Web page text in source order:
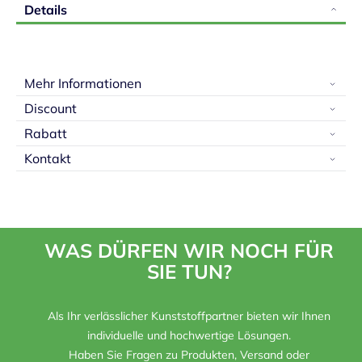
Details
Mehr Informationen
Discount
Rabatt
Kontakt
WAS DÜRFEN WIR NOCH FÜR
SIE TUN?
Als Ihr verlässlicher Kunststoffpartner bieten wir Ihnen
individuelle und hochwertige Lösungen.
Haben Sie Fragen zu Produkten, Versand oder